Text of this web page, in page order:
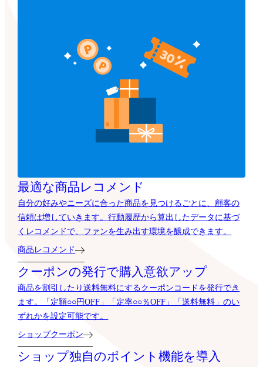
最適な商品レコメンド
自分の好みやニーズに合った商品を見つけるごとに、顧客の
信頼は増していきます。行動履歴から算出したデータに基づ
くレコメンドで、ファンを生み出す環境を醸成できます。
商品レコメンド
クーポンの発行で購入意欲アップ
商品を割引したり送料無料にするクーポンコードを発行でき
ます。「定額○○円OFF」「定率○○％OFF」「送料無料」のい
ずれかを設定可能です。
ショップクーポン
ショップ独自のポイント機能を導入